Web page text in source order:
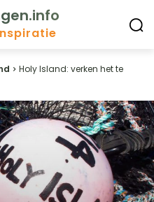
Holy Island: verken het te